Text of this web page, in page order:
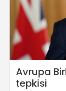
Avrupa
tepkisi